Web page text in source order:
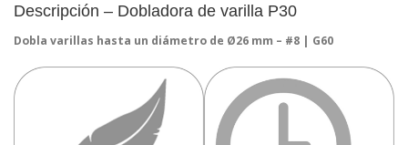
Descripción – Dobladora de varilla P30
Dobla varillas hasta un diámetro de Ø26 mm – #8 | G60